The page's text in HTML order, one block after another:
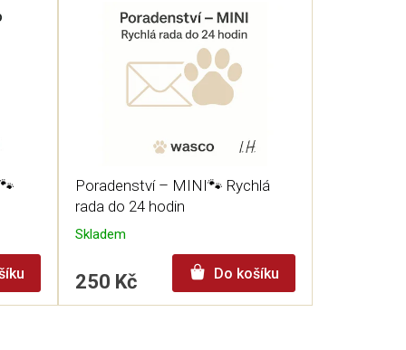
Poradenství – MINI🐾 Rychlá
rada do 24 hodin
Skladem
250 Kč Do košíku